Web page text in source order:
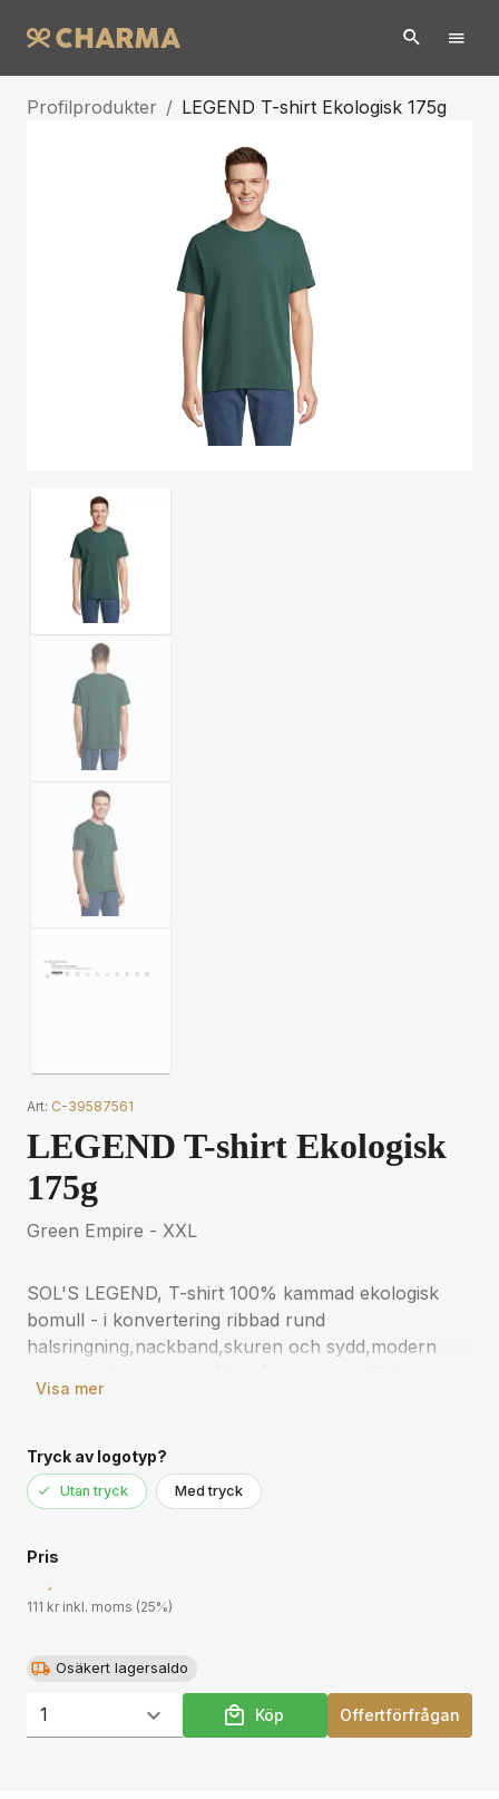
Profilprodukter / LEGEND T-shirt Ekologisk 175g
Art: C-39587561
LEGEND T-shirt Ekologisk
175g
Green Empire - XXL
SOL'S LEGEND, T-shirt 100% kammad ekologisk
bomull - i konvertering ribbad rund
halsringning,nackband,skuren och sydd,modern
ekologisk bomull / 15 % viskos. För matchande
produktdokumentationen.
Visa mer
Tryck av logotyp?
Utan tryck Med tryck
Pris
111 kr inkl. moms (25%)
Osäkert lagersaldo
Köp Offertförfrågan